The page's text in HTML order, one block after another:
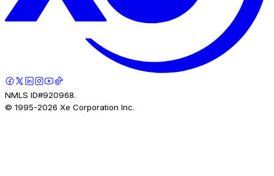
NMLS ID#920968.
© 1995-2026 Xe Corporation Inc.